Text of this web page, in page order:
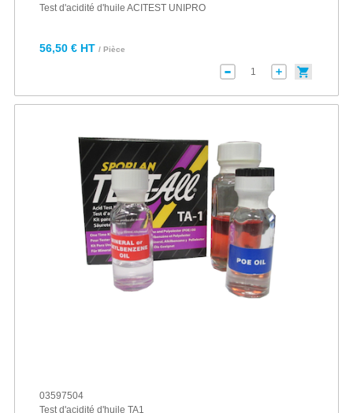
Test d'acidité d'huile ACITEST UNIPRO
56,50 € HT / Pièce
03597504
Test d'acidité d'huile TA1